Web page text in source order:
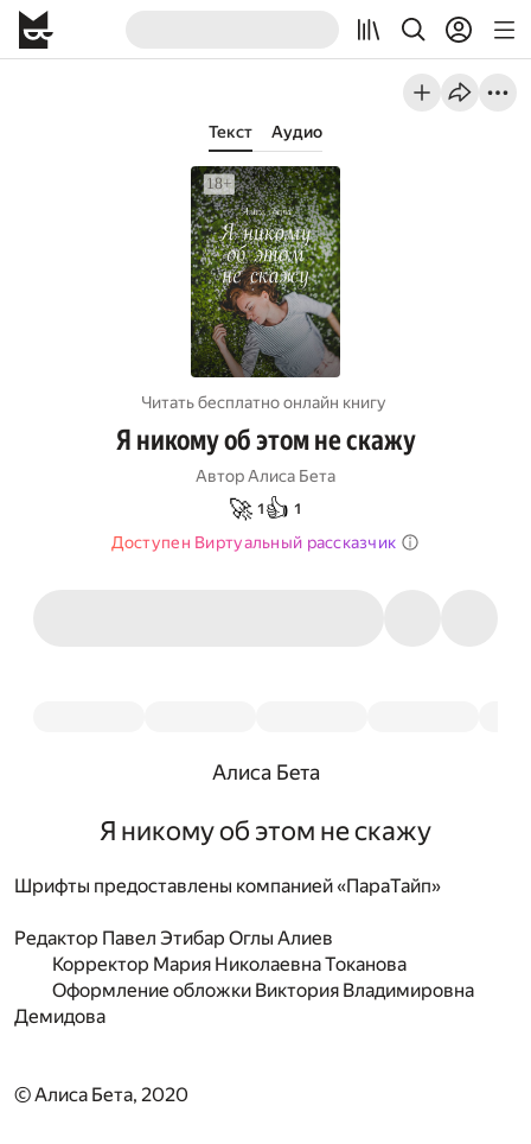
Текст Аудио
Читать бесплатно онлайн книгу
Я никому об этом не скажу
АвторАлиса Бета
🚀 1 👍 1
Доступен Виртуальный рассказчик
Алиса Бета
Я никому об этом не скажу
Шрифты предоставлены компанией «ПараТайп»
Редактор Павел Этибар Оглы Алиев
Корректор Мария Николаевна Токанова
Оформление обложки Виктория Владимировна
Демидова
© Алиса Бета, 2020